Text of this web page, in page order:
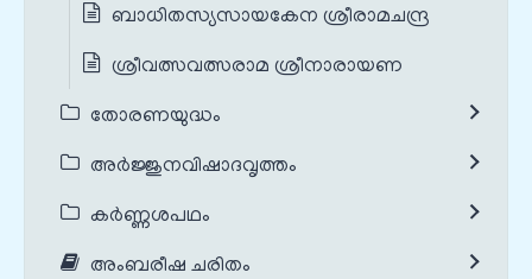
ബാധിതസ്യസായകേന ശ്രീരാമചന്ദ്ര
ശ്രീവത്സവത്സരാമ ശ്രീനാരായണ
തോരണയുദ്ധം
അർജ്ജുനവിഷാദവൃത്തം
കർണ്ണശപഥം
അംബരീഷ ചരിതം